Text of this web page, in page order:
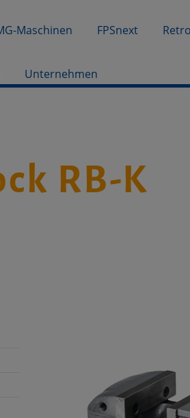
Maschinen FPSnext
Unternehmen
RB-K